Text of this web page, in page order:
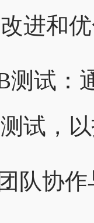
进和优
测试：
试，
队协作